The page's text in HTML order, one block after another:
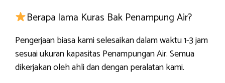
Berapa lama Kuras Bak Penampung Air?
Pengerjaan biasa kami selesaikan dalam waktu 1-3 jam
sesuai ukuran kapasitas Penampungan Air. Semua
dikerjakan oleh ahli dan dengan peralatan kami.